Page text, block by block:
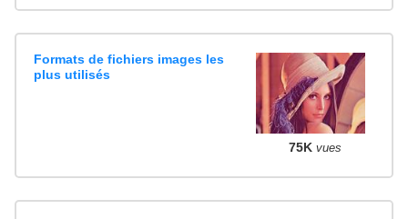
Formats de fichiers images les
plus utilisés
75K vues